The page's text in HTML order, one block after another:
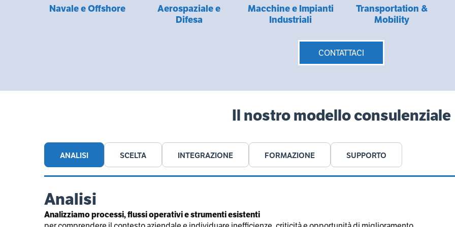
Navale e Offshore
Aerospaziale e
Difesa
Macchine e Impianti
Industriali
Transportation &
Mobility
CONTATTACI
Il nostro modello consulenziale
ANALISI SCELTA INTEGRAZIONE FORMAZIONE SUPPORTO
Analisi
Analizziamo processi, flussi operativi e strumenti esistenti